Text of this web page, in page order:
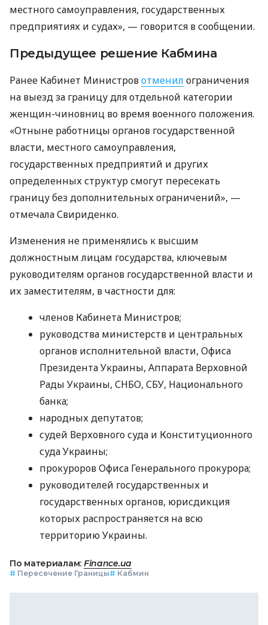
местного самоуправления, государственных
предприятиях и судах», — говорится в сообщении.
Предыдущее решение Кабмина
Ранее Кабинет Министровотменил ограничения
на выезд за границу для отдельной категории
женщин-чиновниц во время военного положения.
«Отныне работницы органов государственной
власти, местного самоуправления,
государственных предприятий и других
определенных структур смогут пересекать
границу без дополнительных ограничений», —
отмечала Свириденко.
Изменения не применялись к высшим
должностным лицам государства, ключевым
руководителям органов государственной власти и
их заместителям, в частности для:
членов Кабинета Министров;
руководства министерств и центральных
органов исполнительной власти, Офиса
Президента Украины, Аппарата Верховной
Рады Украины, СНБО, СБУ, Национального
банка;
народных депутатов;
судей Верховного суда и Конституционного
суда Украины;
прокуроров Офиса Генерального прокурора;
руководителей государственных и
государственных органов, юрисдикция
которых распространяется на всю
территорию Украины.
По материалам: Finance.ua
# Пересечение Границы# Кабмин